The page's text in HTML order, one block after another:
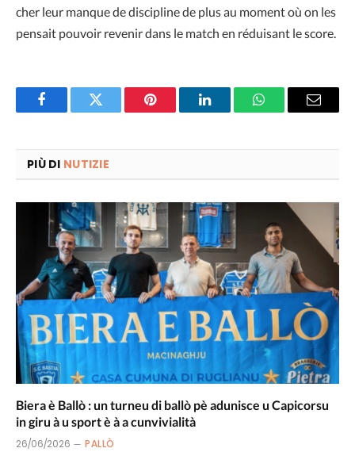
cher leur manque de discipline de plus au moment où on les
pensait pouvoir revenir dans le match en réduisant le score.
FacebookTwitter Pinterest LinkedInWhatsAppEmail
PIÙ DI NUTIZIE
Biera è Ballò : un turneu di ballò pè adunisce u Capicorsu
in giru à u sport è à a cunvivialità
26/06/2026 PALLÒ